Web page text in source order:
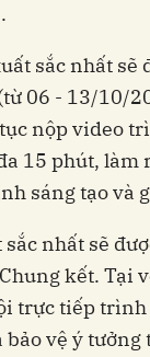
sắc nhất sẽ
06 - 13/10/
nộp video
15 phút, làm
sáng tạo và
nhất sẽ
kết. Tại
trực tiếp
vệ ý tưởng